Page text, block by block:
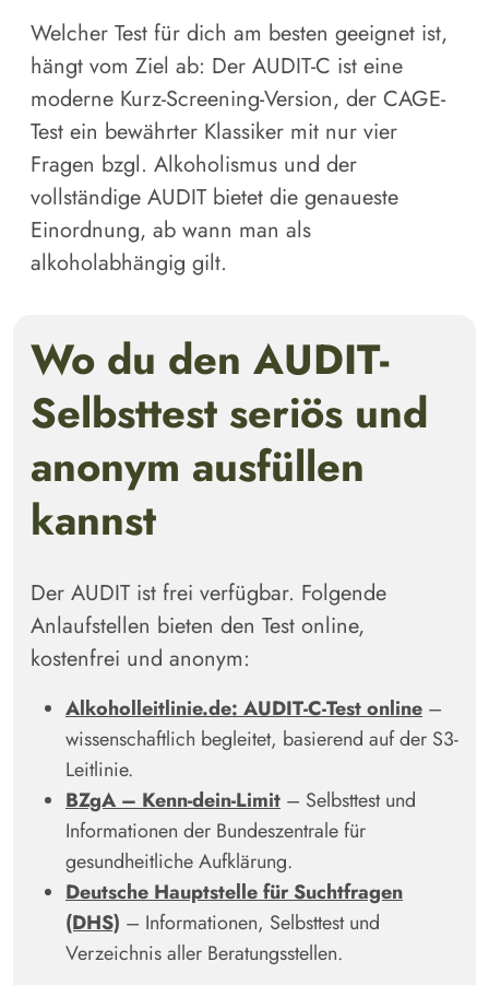
Welcher Test für dich am besten geeignet ist,
hängt vom Ziel ab: Der AUDIT-C ist eine
moderne Kurz-Screening-Version, der CAGE-
Test ein bewährter Klassiker mit nur vier
Fragen bzgl. Alkoholismus und der
vollständige AUDIT bietet die genaueste
Einordnung, ab wann man als
alkoholabhängig gilt.
Wo du den AUDIT-
Selbsttest seriös und
anonym ausfüllen
kannst
Der AUDIT ist frei verfügbar. Folgende
Anlaufstellen bieten den Test online,
kostenfrei und anonym:
Alkoholleitlinie.de: AUDIT-C-Test online –
wissenschaftlich begleitet, basierend auf der S3-
Leitlinie.
BZgA – Kenn-dein-Limit – Selbsttest und
Informationen der Bundeszentrale für
gesundheitliche Aufklärung.
Deutsche Hauptstelle für Suchtfragen
(DHS) – Informationen, Selbsttest und
Verzeichnis aller Beratungsstellen.